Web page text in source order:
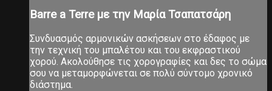
Barre a Terre με την Μαρία Τσαπατσάρη
Συνδυασμός αρμονικών ασκήσεων στο έδαφος με
την τεχνική του μπαλέτου και του εκφραστικού
χορού. Ακολούθησε τις χορογραφίες και δες το σώμα
σου να μεταμορφώνεται σε πολύ σύντομο χρονικό
διάστημα.